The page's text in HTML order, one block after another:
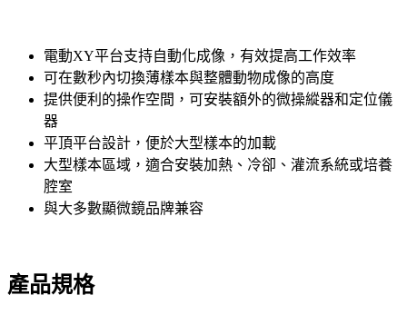
電動XY平台支持自動化成像，有效提高工作效率
可在數秒內切換薄樣本與整體動物成像的高度
提供便利的操作空間，可安裝額外的微操縱器和定位儀
器
平頂平台設計，便於大型樣本的加載
大型樣本區域，適合安裝加熱、冷卻、灌流系統或培養
腔室
與大多數顯微鏡品牌兼容
產品規格